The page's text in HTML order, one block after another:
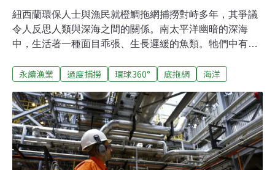
紐西蘭環保人士與漁民就橙鯛拖網捕撈對峙多年，其爭議
令人反思人類與深海之間的關係。南太平洋幽暗的深海
中，生活著一種面目乖張、生長遲緩的魚類。牠們中有的
鯛（orange roughy）又稱長壽魚；牠的壽命可達250年，
熟階段。此時，牠們便會聚集在南太平洋800至1600公尺
深的海山區域進行繁殖。1970年代末，人類開始使用深海
底拖網來捕撈。牠們這種悠然的生活狀態從此被打破。自
那以後，橙鯛的數量急劇下降。底拖網捕撈是該物種的主
要捕撈方式。此捕撈方式不但對海底生態群落的影響深
永續漁業 過度捕撈 環球360° 底拖網 海洋